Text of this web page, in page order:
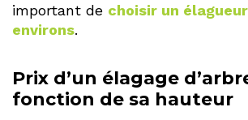
important de choisir un
environs.
Prix d’un élagage
fonction de sa hauteur